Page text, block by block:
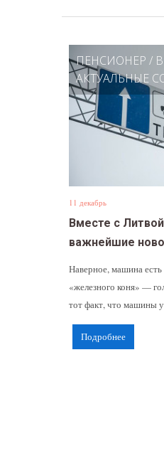
ПЕНСИОНЕР /
АКТУАЛЬНЫЕ
11 декабрь
Вместе с
важнейшие
Наверное, машина
«железного коня» —
тот факт, что машины
Подробнее